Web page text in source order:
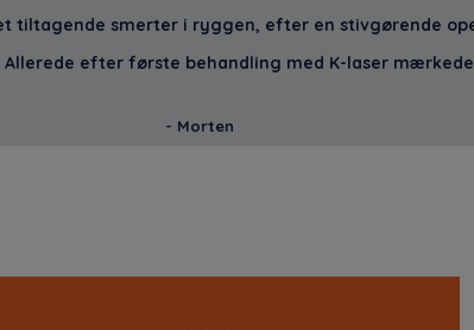
tiltagende smerter i ryggen, efter en stivgørende
efter første behandling med K-laser
- Morten